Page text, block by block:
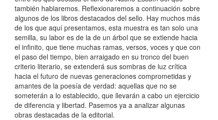
también hablaremos. Reflexionaremos a continuación sobre
algunos de los libros destacados del sello. Hay muchos más
de los que aquí presentamos, esta muestra es tan solo una
semilla, su labor es de la de un árbol que se extiende hacia
el infinito, que tiene muchas ramas, versos, voces y que con
el paso del tiempo, bien arraigado en su tronco del buen
criterio literario, se extenderá sus sombras de luz crítica
hacia el futuro de nuevas generaciones comprometidas y
amantes de la poesía de verdad: aquellas que no se
someterán a lo establecido, que llevarán a cabo un ejercicio
de diferencia y libertad. Pasemos ya a analizar algunas
obras destacadas de la editorial.